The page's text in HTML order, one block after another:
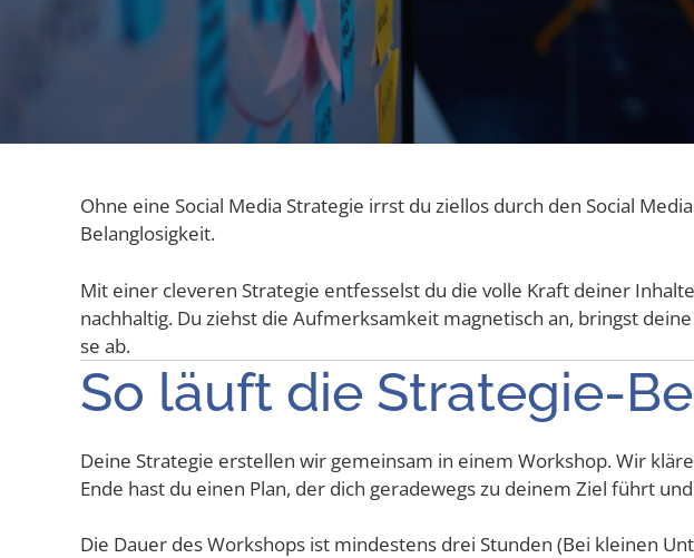
Ohne eine Social Media Stra­te­gie irrst du ziel­los durch den Social
Belanglosigkeit.
Mit einer cle­ve­ren Stra­te­gie ent­fes­selst du die vol­le Kraft dei­ner
nach­hal­tig. Du ziehst die Auf­merk­sam­keit magne­tisch an, bringst
se ab.
So läuft die Strategie-
Dei­ne Stra­te­gie erstel­len wir gemein­sam in einem Work­shop. Wir
Ende hast du einen Plan, der dich gera­de­wegs zu dei­nem Ziel führt
Die Dau­er des Work­shops ist min­des­tens drei Stun­den (Bei klei­nen